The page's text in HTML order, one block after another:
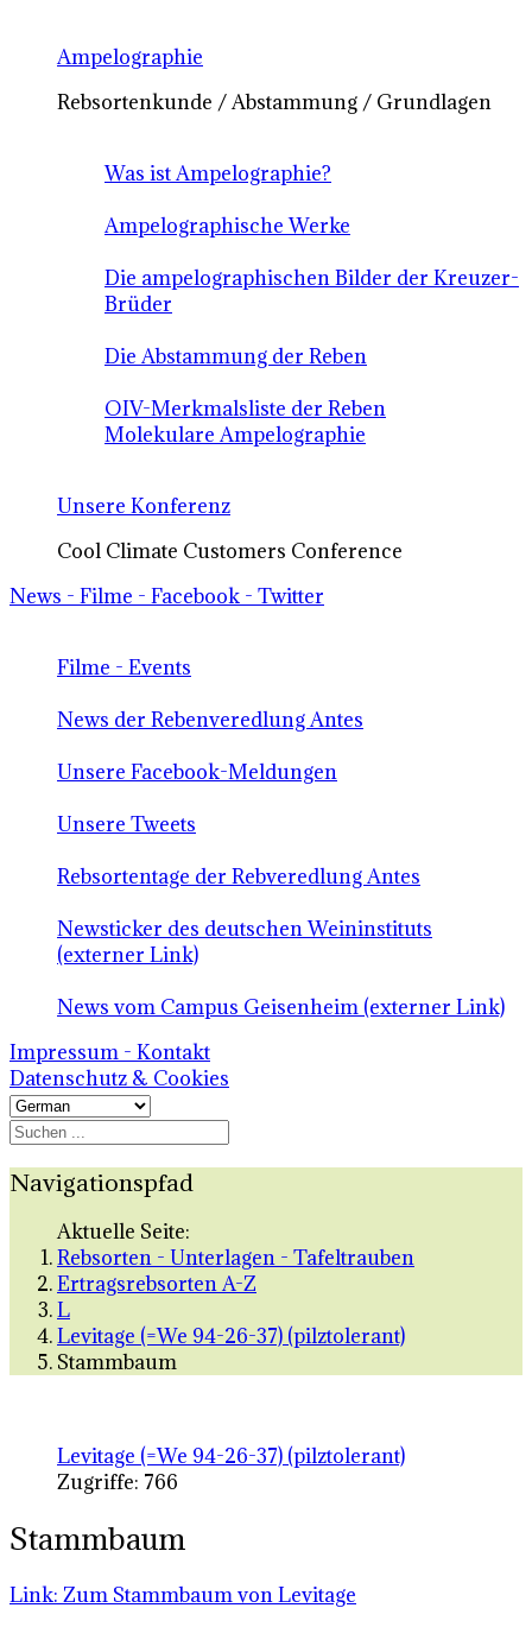
Ampelographie
Rebsortenkunde / Abstammung / Grundlagen
Was ist Ampelographie?
Ampelographische Werke
Die ampelographischen Bilder der Kreuzer-
Brüder
Die Abstammung der Reben
OIV-Merkmalsliste der Reben
Molekulare Ampelographie
Unsere Konferenz
Cool Climate Customers Conference
News - Filme - Facebook - Twitter
Filme - Events
News der Rebenveredlung Antes
Unsere Facebook-Meldungen
Unsere Tweets
Rebsortentage der Rebveredlung Antes
Newsticker des deutschen Weininstituts
(externer Link)
News vom Campus Geisenheim (externer Link)
Impressum - Kontakt
Datenschutz & Cookies
Navigationspfad
Aktuelle Seite:
Rebsorten - Unterlagen - Tafeltrauben
Ertragsrebsorten A-Z
L
Levitage (=We 94-26-37) (pilztolerant)
Stammbaum
Levitage (=We 94-26-37) (pilztolerant)
Zugriffe: 766
Stammbaum
Link: Zum Stammbaum von Levitage